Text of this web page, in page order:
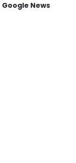
Google News